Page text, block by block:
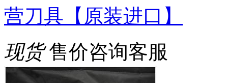
营刀具【原装进口】
现货 售价咨询客服